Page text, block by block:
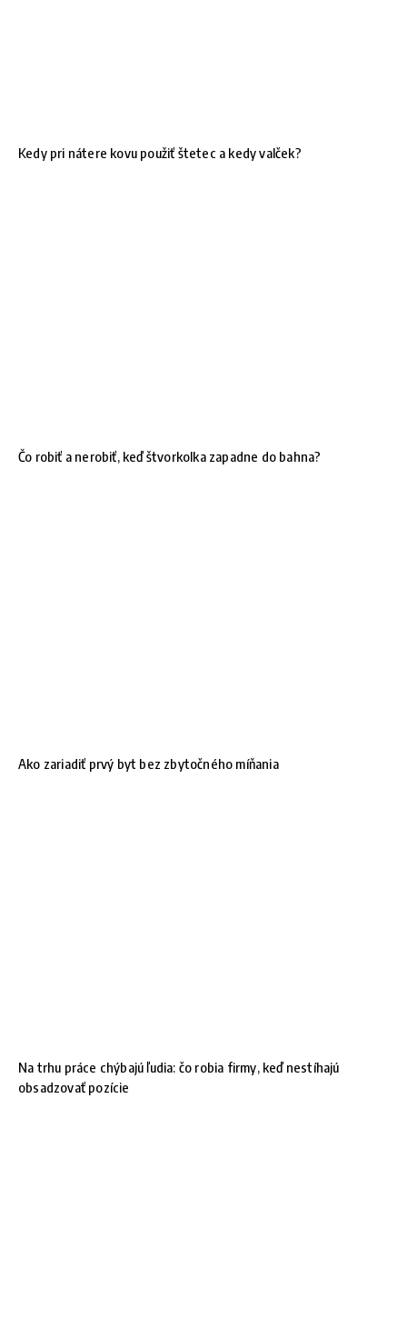
Kedy pri nátere kovu použiť štetec a kedy valček?
Čo robiť a nerobiť, keď štvorkolka zapadne do bahna?
Ako zariadiť prvý byt bez zbytočného míňania
Na trhu práce chýbajú ľudia: čo robia firmy, keď nestíhajú
obsadzovať pozície